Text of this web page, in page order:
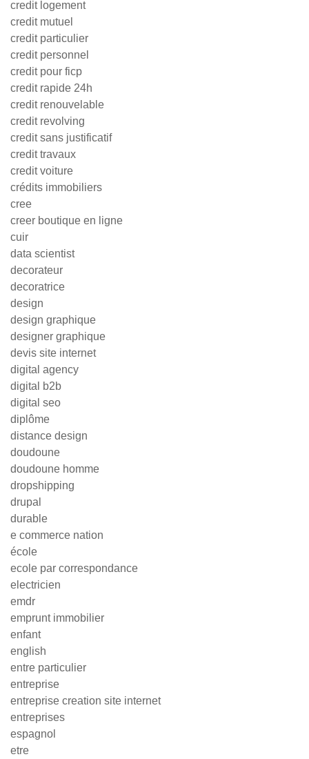
credit logement
credit mutuel
credit particulier
credit personnel
credit pour ficp
credit rapide 24h
credit renouvelable
credit revolving
credit sans justificatif
credit travaux
credit voiture
crédits immobiliers
cree
creer boutique en ligne
cuir
data scientist
decorateur
decoratrice
design
design graphique
designer graphique
devis site internet
digital agency
digital b2b
digital seo
diplôme
distance design
doudoune
doudoune homme
dropshipping
drupal
durable
e commerce nation
école
ecole par correspondance
electricien
emdr
emprunt immobilier
enfant
english
entre particulier
entreprise
entreprise creation site internet
entreprises
espagnol
etre